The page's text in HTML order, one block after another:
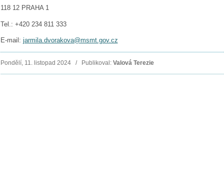
118 12 PRAHA 1
Tel.: +420 234 811 333
E-mail: jarmila.dvorakova@msmt.gov.cz
Pondělí, 11. listopad 2024 / Publikoval: Valová Terezie